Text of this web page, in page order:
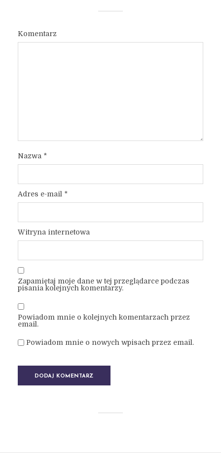
Komentarz
Nazwa *
Adres e-mail *
Witryna internetowa
Zapamiętaj moje dane w tej przeglądarce podczas
pisania kolejnych komentarzy.
Powiadom mnie o kolejnych komentarzach przez
email.
Powiadom mnie o nowych wpisach przez email.